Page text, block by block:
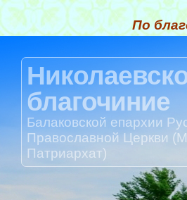
По
благочиние
Балаковской епархии
Православной Церкви
Патриархат)